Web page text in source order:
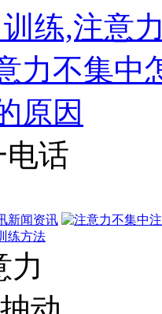
电话
新闻资讯
练方法